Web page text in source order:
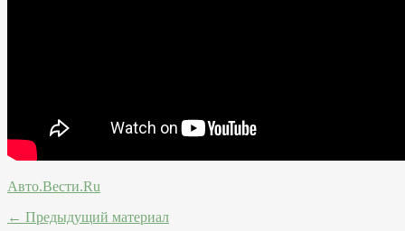
Авто.Вести.Ru
← Предыдущий материал